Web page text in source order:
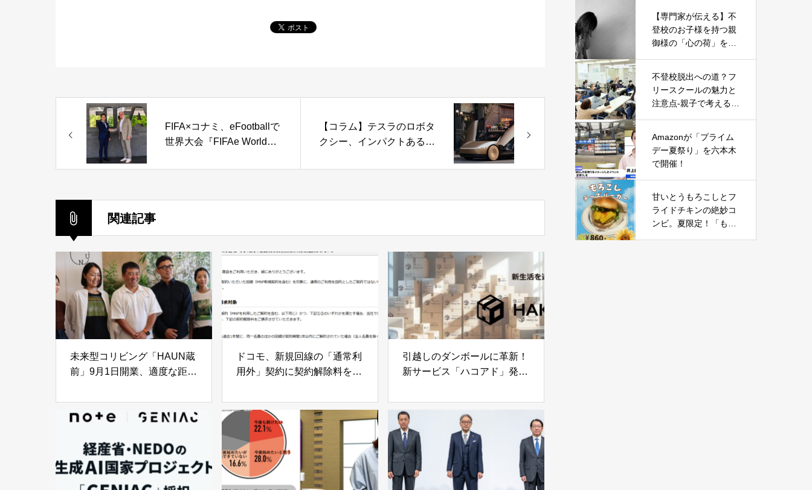
FIFA×コナミ、eFootballで
世界大会『FIFAe World
【コラム】テスラのロボタ
クシー、インパクトある発
市場の冷ややかな視線
関連記事
未来型コリビング「HAUN蔵
前」9月1日開業、適度な距離
提案
ドコモ、新規回線の「通常利
用外」契約に契約解除料を新
引越しのダンボールに革新！
新サービス「ハコアド」発
供
【専門家が伝える】不
登校のお子様を持つ親
御様の「心の荷」を軽
不登校脱出への道？フ
リースクールの魅力と
注意点-親子で考える新
Amazonが「プライム
デー夏祭り」を六本木
で開催！
甘いとうもろこしとフ
ライドチキンの絶妙コ
ンビ。夏限定！「もろ